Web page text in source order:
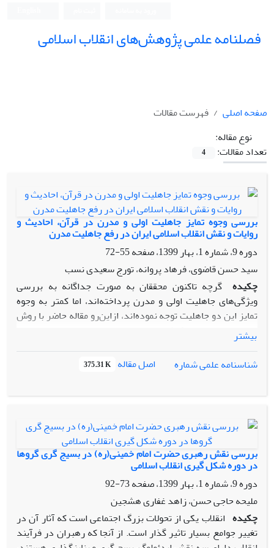
فصلنامه علمی پژوهش‌های انقلاب اسلامی
صفحه اصلی
فهرست مقالات
نوع مقاله:
تعداد مقالات:
4
بررسی وجوه تمایز جاهلیت اولی و مدرن در قرآن، احادیث و
روایات و نقش انقلاب اسلامی ایران در رفع جاهلیت مدرن
دوره 9، شماره 1، بهار 1399، صفحه
55-72
سید حسن قاضوی، فرهاد پروانه، تورج سعیدی نسب
چکیده گرچه تاکنون محققان به صورت جداگانه به بررسی
ویژگی‌های جاهلیت اولی و مدرن پرداخته‌اند، اما کمتر به وجوه
تمایز این دو جاهلیت توجه نموده‌اند، ازاین‌رو مقاله حاضر با روش
توصیفی ـ تحلیلی می‌کوشد ابعاد، زوایا ووجوه تمایز این دو جاهلیت
را به بحث و بررسی بگذارد. نتایج تحقیق حاکی از این است که
جاهلیت اوّلی، در ازدحام تعصّب قبیله‌ای و حزبی، زنده به گور
کردن دختران، تبرّج و خودآرایی، قمار و غنا و بت‌پرستی مزمن خود
بطن خود دارد که درگذر زمانه رنگ و لعابی نو یافته‌اند. در حالی‌که
با پیروزی انقلاب اسلامی ایران و گسترش حاکمیت دین اسلام در
دنیای سکولار امروزی، ضمن بستر سازی حکومت جهانی مهدی(عج)
و نحوه آمادگی برای حکومت مصلح جهانی، سایر نسل‌ها را نیز به
تلاش و پویایی در تهیه مقدمات ظهور و فراگیر شدن حکومت
اسلامی در جهان فراخوانده، تا بدین وسیله ریشه‌های جاهلیت
مدرن از بین رفته و مردم جهان در حکومت مهدوی و الهی به
سعادت برسند.
بیشتر
شناسنامه علمی شماره
اصل مقاله 375.31 K
بررسی نقش رهبری حضرت امام خمینی(ره) در بسیج گری گروها
در دوره شکل گیری انقلاب اسلامی
دوره 9، شماره 1، بهار 1399، صفحه
73-92
ملیحه حاجی حسن، زاهد غفاری هشجین
چکیده انقلاب یکی از تحولات بزرگ اجتماعی است که آثار آن در
تغییر جوامع بسیار تاثیر گذار است. از آنجا که رهبران در فرآیند